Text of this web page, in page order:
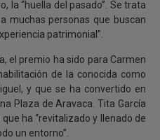
la “huella del pasado”. Se trata
muchas personas que buscan
patrimonial”.
el premio ha sido para Carmen
de la conocida como
y que se ha convertido en
Plaza de Aravaca. Tita García
ha “revitalizado y llenado de
un entorno”.